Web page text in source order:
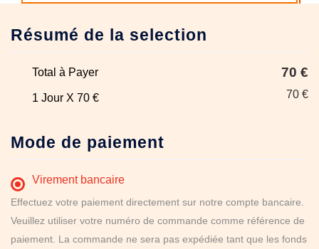
Résumé de la selection
Total à Payer 70 €
1 Jour X 70 € 70 €
Mode de paiement
Virement bancaire
Effectuez votre paiement directement sur notre compte bancaire.
Veuillez utiliser votre numéro de commande comme référence de
paiement. La commande ne sera pas expédiée tant que les fonds